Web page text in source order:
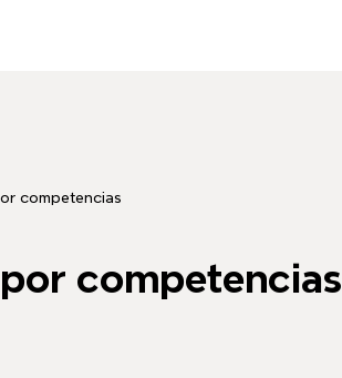
competencias
competencias